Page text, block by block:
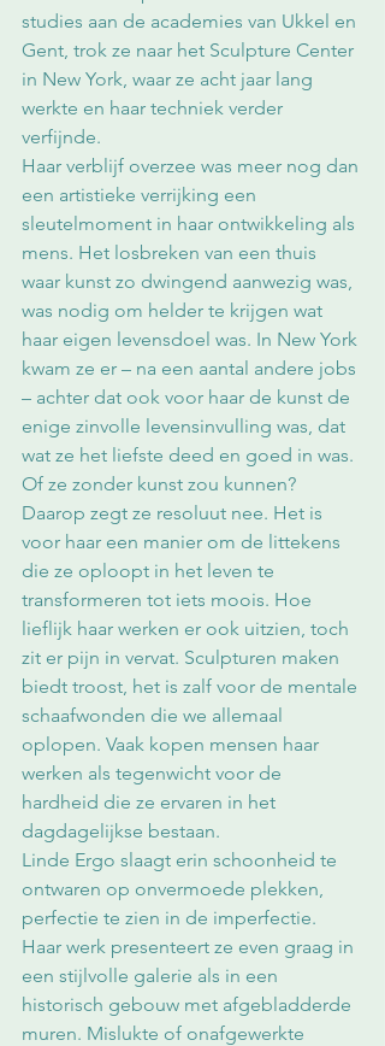
studies aan de academies van Ukkel en
Gent, trok ze naar het Sculpture Center
in New York, waar ze acht jaar lang
werkte en haar techniek verder
verfijnde.
Haar verblijf overzee was meer nog dan
een artistieke verrijking een
sleutelmoment in haar ontwikkeling als
mens. Het losbreken van een thuis
waar kunst zo dwingend aanwezig was,
was nodig om helder te krijgen wat
haar eigen levensdoel was. In New York
kwam ze er – na een aantal andere jobs
– achter dat ook voor haar de kunst de
enige zinvolle levensinvulling was, dat
wat ze het liefste deed en goed in was.
Of ze zonder kunst zou kunnen?
Daarop zegt ze resoluut nee. Het is
voor haar een manier om de littekens
die ze oploopt in het leven te
transformeren tot iets moois. Hoe
lieflijk haar werken er ook uitzien, toch
zit er pijn in vervat. Sculpturen maken
biedt troost, het is zalf voor de mentale
schaafwonden die we allemaal
oplopen. Vaak kopen mensen haar
werken als tegenwicht voor de
hardheid die ze ervaren in het
dagdagelijkse bestaan.
Linde Ergo slaagt erin schoonheid te
ontwaren op onvermoede plekken,
perfectie te zien in de imperfectie.
Haar werk presenteert ze even graag in
een stijlvolle galerie als in een
historisch gebouw met afgebladderde
muren. Mislukte of onafgewerkte